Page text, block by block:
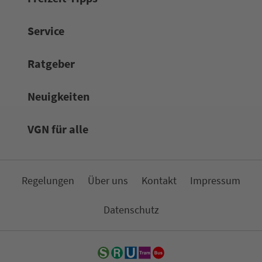
Service
Rat­ge­ber
Neuigkeiten
VGN für alle
Re­ge­lungen Über uns Kon­takt Impressum
Da­ten­schutz